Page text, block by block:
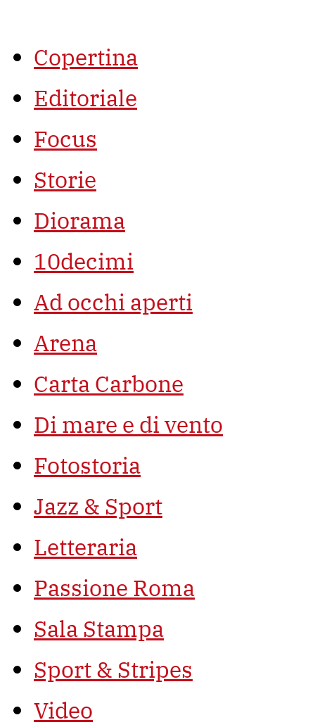
Copertina
Editoriale
Focus
Storie
Diorama
10decimi
Ad occhi aperti
Arena
Carta Carbone
Di mare e di vento
Fotostoria
Jazz & Sport
Letteraria
Passione Roma
Sala Stampa
Sport & Stripes
Video